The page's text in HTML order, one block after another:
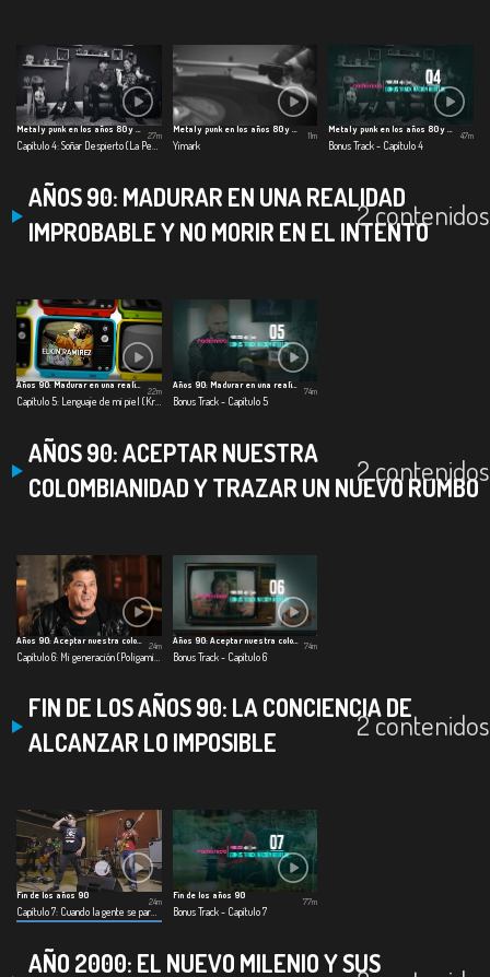
Metal y punk en los años 80 y 90
Capítulo 4: Soñar Despierto (La Pestilencia)
27m
Metal y punk en los años 80 y 90
Yimark
11m
Metal y punk en los años 80 y 90
Bonus Track - Capítulo 4
47m
AÑOS 90: MADURAR EN UNA REALIDAD
IMPROBABLE Y NO MORIR EN EL INTENTO
2 contenidos
Años 90: Madurar en una realidad improbable
22m
Años 90: Madurar en una realidad improbable
Bonus Track - Capítulo 5
74m
AÑOS 90: ACEPTAR NUESTRA
COLOMBIANIDAD Y TRAZAR UN NUEVO RUMBO
2 contenidos
24m
Años 90: Aceptar nuestra colombianidad
Bonus Track - Capítulo 6
74m
FIN DE LOS AÑOS 90: LA CONCIENCIA DE
ALCANZAR LO IMPOSIBLE
2 contenidos
Fin de los años 90
24m
Fin de los años 90
Bonus Track - Capítulo 7
77m
AÑO 2000: EL NUEVO MILENIO Y SUS